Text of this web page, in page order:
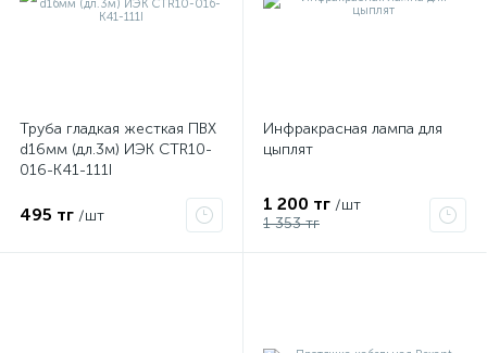
Труба гладкая жесткая ПВХ
d16мм (дл.3м) ИЭК CTR10-
016-K41-111I
495 тг /шт
Инфракрасная лампа для
цыплят
1 200 тг /шт
1 353 тг